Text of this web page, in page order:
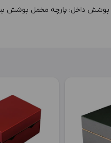
11.2 ارتفاع بيرون: 6.4 رنگ داخل: طوسی رنگ بيرون: قرمز